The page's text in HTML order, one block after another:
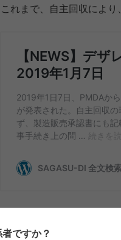
これまで、自主回収により
2019年11月18日より特約
ですか？